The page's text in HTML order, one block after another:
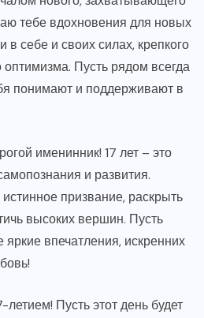
тебе вдохновения для новых
в себе и своих силах, крепкого
оптимизма. Пусть рядом всегда
понимают и поддерживают в
именинник! 17 лет – это
и развития.
призвание, раскрыть
высоких вершин. Пусть
впечатления, искренних
Пусть этот день будет